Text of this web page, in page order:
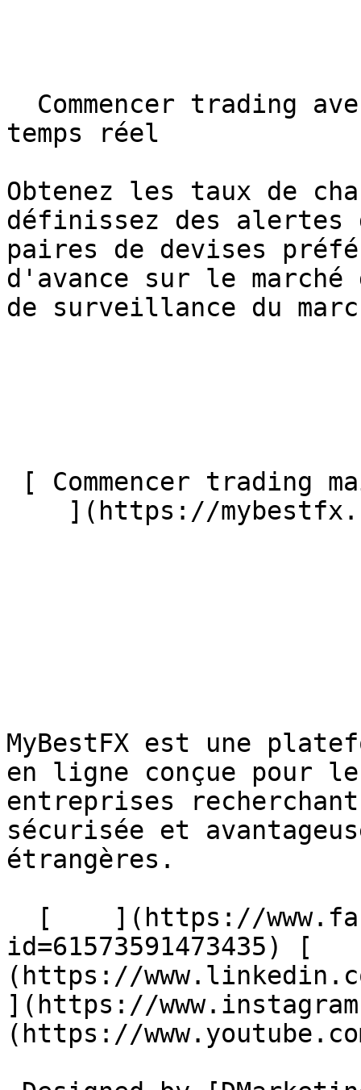
temps réel
Obtenez les taux de
définissez des
paires de devises
d'avance sur le
de surveillance du
MyBestFX est une
en ligne conçue pour
entreprises
sécurisée et
étrangères.
id=61573591473435) [
(https://
](https://
(https://